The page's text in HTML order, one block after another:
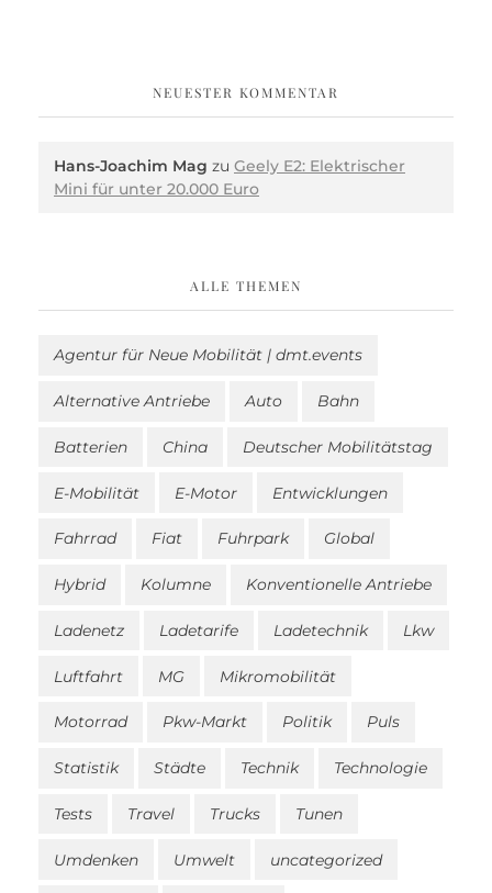
NEUESTER KOMMENTAR
Hans-Joachim Mag zu Geely E2: Elektrischer
Mini für unter 20.000 Euro
ALLE THEMEN
Agentur für Neue Mobilität | dmt.events
Alternative Antriebe Auto Bahn
Batterien China Deutscher Mobilitätstag
E-Mobilität E-Motor Entwicklungen
Fahrrad Fiat Fuhrpark Global
Hybrid Kolumne Konventionelle Antriebe
Ladenetz Ladetarife Ladetechnik Lkw
Luftfahrt MG Mikromobilität
Motorrad Pkw-Markt Politik Puls
Statistik Städte Technik Technologie
Tests Travel Trucks Tunen
Umdenken Umwelt uncategorized